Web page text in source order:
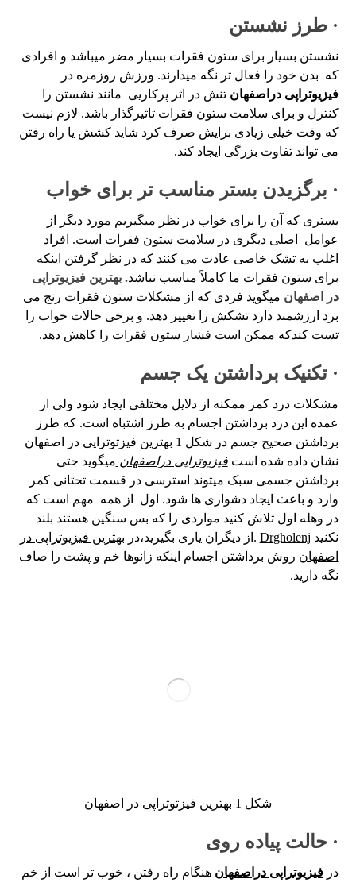
· طرز نشستن
نشستن بسیار برای ستون فقرات بسیار مضر میباشد و افرادی
که بدن خود را فعال تر نگه میدارند. ورزش روزمره در
فیزیوتراپی دراصفهان تنش در اثر پرکاریی مانند نشستن را
کنترل و برای سلامت ستون فقرات تاثیرگذار باشد. لازم نیست
که وقت خیلی زیادی برایش صرف کرد شاید کشش یا راه رفتن
می تواند تفاوت بزرگی ایجاد کند.
· برگزیدن بستر مناسب تر برای خواب
بستری که آن را برای خواب در نظر میگیریم مورد دیگر از
عوامل اصلی دیگری در سلامت ستون فقرات است. افراد
اغلب به تشک خاصی عادت می کنند که در نظر گرفتن اینکه
برای ستون فقرات ما کاملاً مناسب نباشد. بهترین فیزیوتراپی
در اصفهان میگوید فردی که از مشکلات ستون فقرات رنج می
برد ارزشمند دارد تشکش را تغییر دهد. و برخی حالات خواب را
تست کندکه ممکن است فشار ستون فقرات را کاهش دهد.
· تکنیک برداشتن یک جسم
مشکلات درد کمر ممکنه از دلایل مختلفی ایجاد شود ولی از
عمده این درد برداشتن اجسام به طرز اشتباه است. که طرز
برداشتن صحیح جسم در شکل 1 بهترین فیزتوتراپی در اصفهان
نشان داده شده استفیزیوتراپی دراصفهان میگوید حتی
برداشتن جسمی سبک میتوند استرسی در قسمت تحتانی کمر
وارد و باعث ایجاد دشواری ها شود. اول از همه مهم است که
در وهله اول تلاش کنید مواردی را که بس سنگین هستند بلند
نکنید Drgholenj .از دیگران یاری بگیرید،در بهترین فیزیوتراپی در
اصفهان روش برداشتن اجسام اینکه زانوها خم و پشت را صاف
نگه دارید.
شکل 1 بهترین فیزتوتراپی در اصفهان
· حالت پیاده روی
درفیزیوتراپی دراصفهان هنگام راه رفتن ، خوب تر است از خم